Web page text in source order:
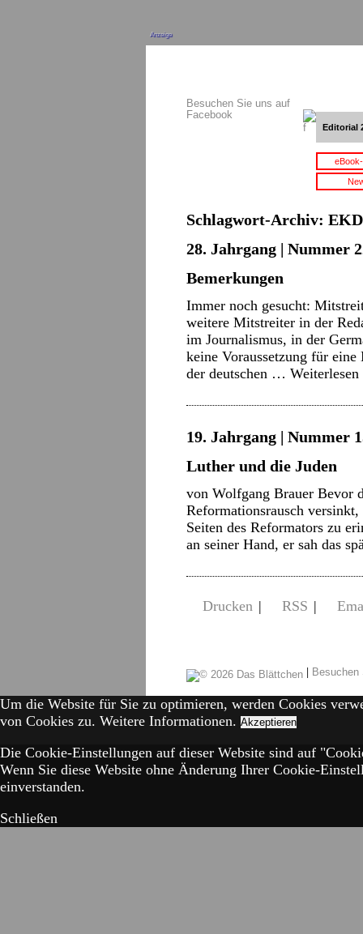
Anzeige
Besuchen Sie uns auf
Facebook
Editorial
Schlagwort-Archiv: EKD
28. Jahrgang | Nummer
Bemerkungen
Immer noch gesucht:
weitere Mitstreiter in der
im Journalismus, in der
keine Voraussetzung für
der deutschen … Weiterlesen
19. Jahrgang | Nummer
Luther und die Juden
von Wolfgang Brauer Bevor
Reformationsrausch
Seiten des Reformators zu
an seiner Hand, er sah das
Drucken | RSS |
|
Um die Website für Sie zu optimieren, werden Cookies
von Cookies zu. Weitere Informationen. Akzeptieren
Die Cookie-Einstellungen auf dieser Website sind auf
Wenn Sie diese Website ohne Änderung Ihrer Cookie-
einverstanden.
Schließen